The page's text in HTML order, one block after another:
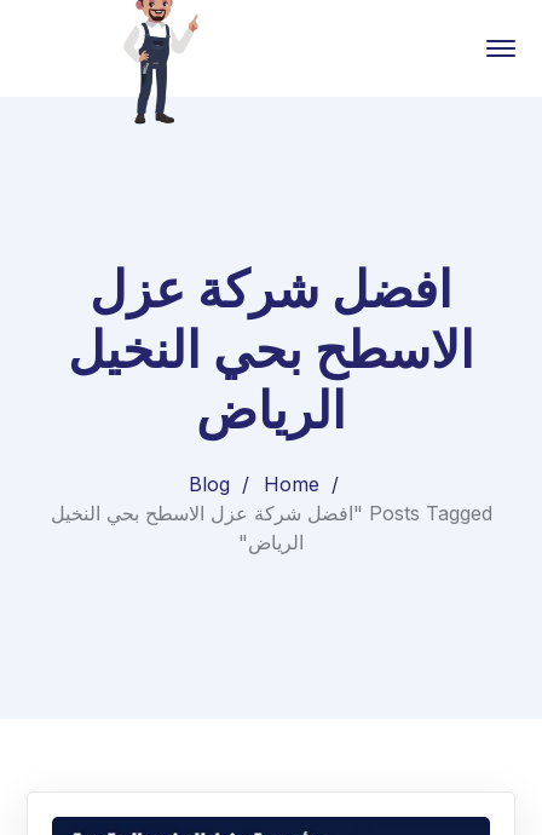
افضل شركة عزل
الاسطح بحي النخيل
الرياض
Home
Blog
Posts Tagged "افضل شركة عزل الاسطح بحي النخيل
الرياض"